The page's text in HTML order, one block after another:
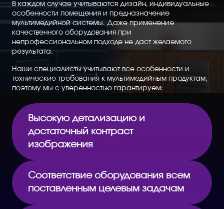
В каждом случае учитываются дизайн, индивидуальные
особенности помещения и предназначение
мультимедийной системы. Даже применение
качественного оборудования при
непрофессиональном подходе не даст желаемого
результата.
Наши специалисты учитывают все особенности и
технические требования к мультимедийным продуктам,
поэтому мы с уверенностью гарантируем:
Высокую детализацию и
достаточный контраст
изображения
Соответствие оборудования всем
поставленным целевым задачам